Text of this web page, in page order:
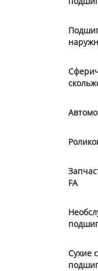
FA
Сухие